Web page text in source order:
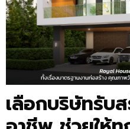
เลือกบริษัทรับ